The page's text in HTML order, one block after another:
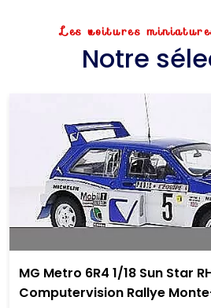
Les voitures
Notre
MG Metro 6R4 1/18 Sun Star
Computervision Rallye